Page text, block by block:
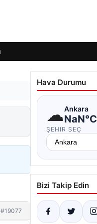
#19077
Hava Durumu
☁Ankara
NaN°C
ŞEHIR SEÇ
Bizi Takip Edin